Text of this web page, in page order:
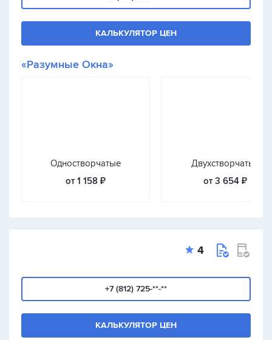
КАЛЬКУЛЯТОР ЦЕН
«Разумные Окна»
Одностворчатые
от 1 158 ₽
Двухстворчатые
от 3 654 ₽
4
+7 (812) 725-**-**
КАЛЬКУЛЯТОР ЦЕН